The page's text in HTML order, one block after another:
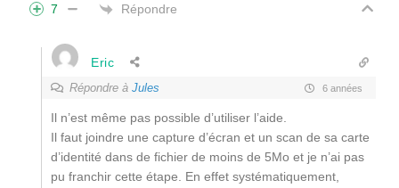
7 Répondre
Eric
Répondre à Jules 6 années
Il n’est même pas possible d’utiliser l’aide.
Il faut joindre une capture d’écran et un scan de sa carte
d’identité dans de fichier de moins de 5Mo et je n’ai pas
pu franchir cette étape. En effet systématiquement,